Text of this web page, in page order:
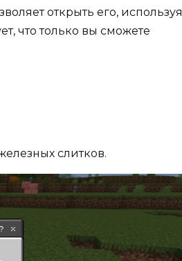
открыть его, используя
что только вы сможете
слитков.